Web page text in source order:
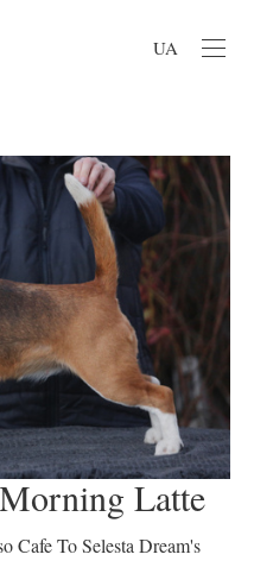
UA
Latte
Cafe To Selesta Dream's